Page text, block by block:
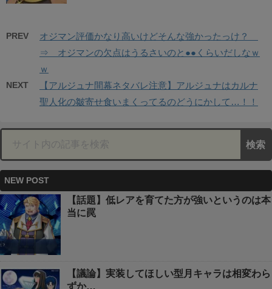
PREV
オジマン評価かなり高いけどそんな強かったっけ？
⇒ オジマンの欠点はうるさいのと●●くらいだしなｗ
ｗ
NEXT
【アルジュナ間幕ネタバレ注意】アルジュナはカルナ
聖人化の皺寄せ食いまくってるのどうにかして…！！
NEW POST
【話題】低レアを育てた方が強いというのは本
当に罠
【議論】実装してほしい型月キャラは相変わら
ずか…